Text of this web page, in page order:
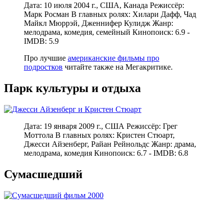
Дата: 10 июля 2004 г., США, Канада Режиссёр:
Марк Росман В главных ролях: Хилари Дафф, Чад
Майкл Мюррэй, Дженнифер Кулидж Жанр:
мелодрама, комедия, семейный Кинопоиск: 6.9 -
IMDB: 5.9
Про лучшие американские фильмы про
подростков читайте также на Мегакритике.
Парк культуры и отдыха
Дата: 19 января 2009 г., США Режиссёр: Грег
Моттола В главных ролях: Кристен Стюарт,
Джесси Айзенберг, Райан Рейнольдс Жанр: драма,
мелодрама, комедия Кинопоиск: 6.7 - IMDB: 6.8
Сумасшедший